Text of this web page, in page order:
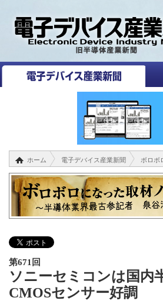
ホーム 電子デバイス産業新聞 ボロボ
第671回
ソニーセミコンは国内
CMOSセンサー好調